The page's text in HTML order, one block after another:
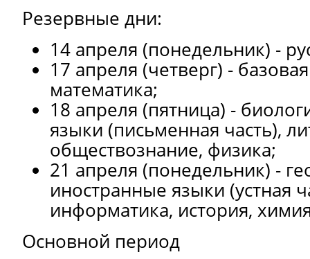
Резервные дни:
14 апреля (понедельник) -
17 апреля (четверг) -
математика;
18 апреля (пятница) -
языки (письменная часть),
обществознание, физика;
21 апреля (понедельник) -
иностранные языки (устная
информатика, история,
Основной период